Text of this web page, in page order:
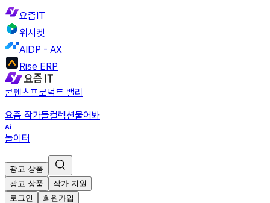
요즘IT
위시켓
AIDP - AX
Rise ERP
콘텐츠프로덕트 밸리
요즘 작가들컬렉션물어봐
놀이터
광고 상품
광고 상품
작가 지원
로그인
회원가입